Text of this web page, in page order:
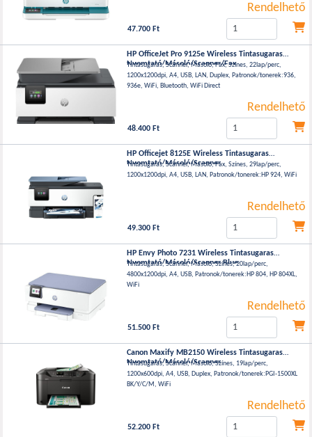
Rendelhető
47.700 Ft
HP OfficeJet Pro 9125e Wireless Tintasugaras
Nyomtató/Másoló/Scanner/Fax
Tintasugaras, Scanner, Másoló, Fax, Színes, 22lap/perc,
1200x1200dpi, A4, USB, LAN, Duplex, Patronok/tonerek:936,
936e, WiFi, Bluetooth, WiFi Direct
Rendelhető
48.400 Ft
HP Officejet 8125E Wireless Tintasugaras
Nyomtató/Másoló/Scanner
Tintasugaras, Scanner, Másoló, Fax, Színes, 29lap/perc,
1200x1200dpi, A4, USB, LAN, Patronok/tonerek:HP 924, WiFi
Rendelhető
49.300 Ft
HP Envy Photo 7231 Wireless Tintasugaras
Nyomtató/Másoló/Scanner Blue
Tintasugaras, Scanner, Másoló, Színes, 20lap/perc,
4800x1200dpi, A4, USB, Patronok/tonerek:HP 804, HP 804XL,
WiFi
Rendelhető
51.500 Ft
Canon Maxify MB2150 Wireless Tintasugaras
Nyomtató/Másoló/Scanner
Tintasugaras, Scanner, Másoló, Színes, 19lap/perc,
1200x600dpi, A4, USB, Duplex, Patronok/tonerek:PGI-1500XL
BK/Y/C/M, WiFi
Rendelhető
52.200 Ft